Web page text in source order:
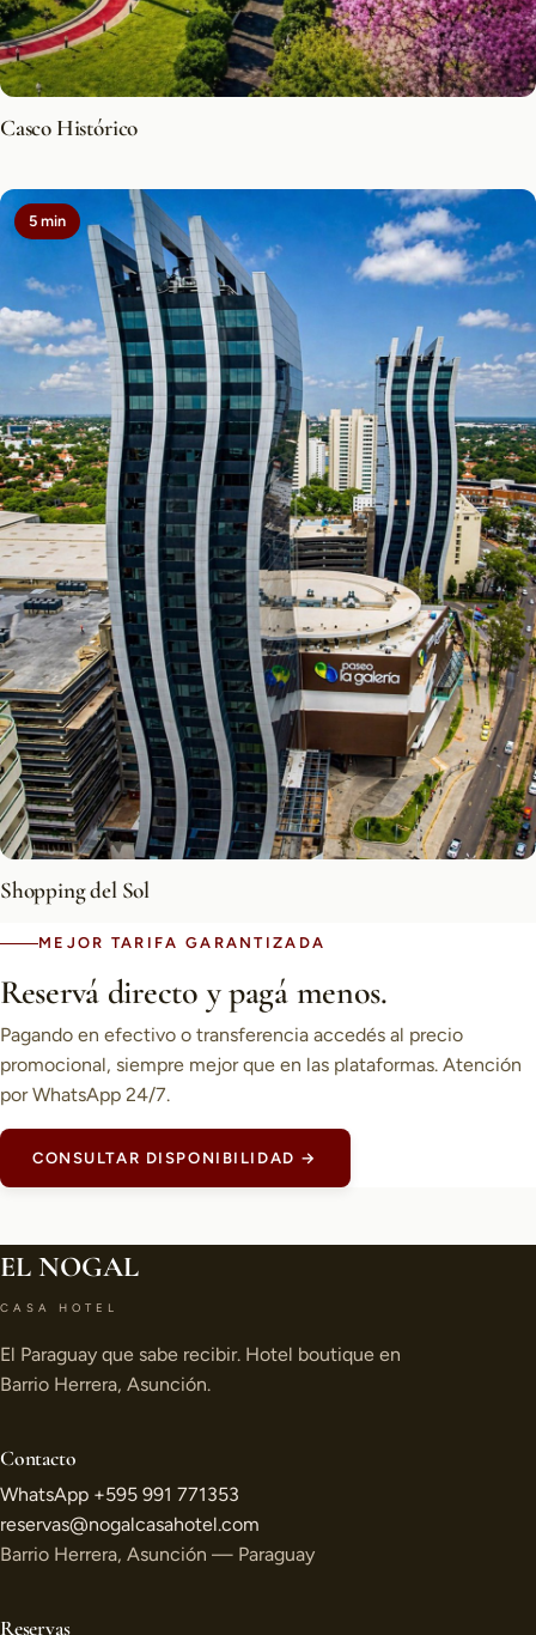
Casco Histórico
5 min
Shopping del Sol
MEJOR TARIFA GARANTIZADA
Reservá directo y pagá menos.
Pagando en efectivo o transferencia accedés al precio
promocional, siempre mejor que en las plataformas. Atención
por WhatsApp 24/7.
CONSULTAR DISPONIBILIDAD →
EL NOGAL
CASA HOTEL
El Paraguay que sabe recibir. Hotel boutique en
Barrio Herrera, Asunción.
Contacto
WhatsApp +595 991 771353
reservas@nogalcasahotel.com
Barrio Herrera, Asunción — Paraguay
Reservas